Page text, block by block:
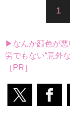
1
▶なんか顔色が
労でもない“意外
［PR］